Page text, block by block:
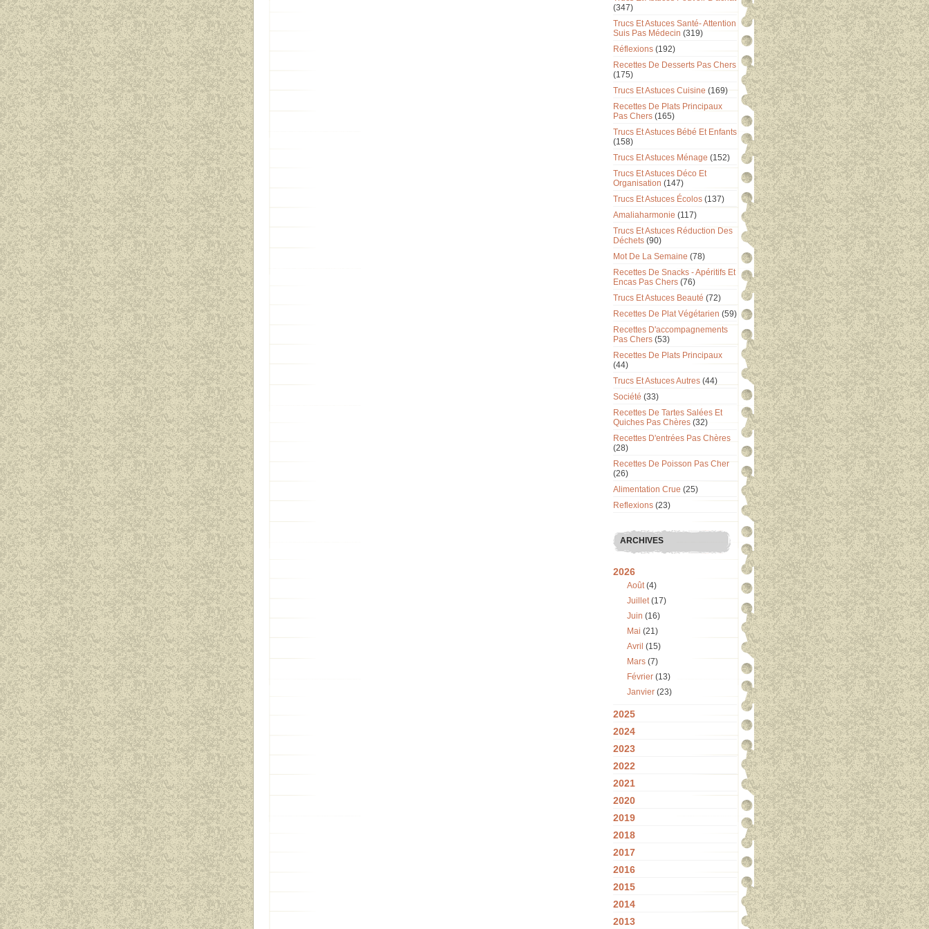
(347)
Trucs Et Astuces Santé- Attention
Suis Pas Médecin (319)
Réflexions (192)
Recettes De Desserts Pas Chers
(175)
Trucs Et Astuces Cuisine (169)
Recettes De Plats Principaux
Pas Chers (165)
Trucs Et Astuces Bébé Et Enfants
(158)
Trucs Et Astuces Ménage (152)
Trucs Et Astuces Déco Et
Organisation (147)
Trucs Et Astuces Écolos (137)
Amaliaharmonie (117)
Trucs Et Astuces Réduction Des
Déchets (90)
Mot De La Semaine (78)
Recettes De Snacks - Apéritifs Et
Encas Pas Chers (76)
Trucs Et Astuces Beauté (72)
Recettes De Plat Végétarien (59)
Recettes D'accompagnements
Pas Chers (53)
Recettes De Plats Principaux
(44)
Trucs Et Astuces Autres (44)
Société (33)
Recettes De Tartes Salées Et
Quiches Pas Chères (32)
Recettes D'entrées Pas Chères
(28)
Recettes De Poisson Pas Cher
(26)
Alimentation Crue (25)
Reflexions (23)
ARCHIVES
2026
Août(4)
Juillet(17)
Juin (16)
Mai (21)
Avril (15)
Mars (7)
Février (13)
Janvier (23)
2025
2024
2023
2022
2021
2020
2019
2018
2017
2016
2015
2014
2013